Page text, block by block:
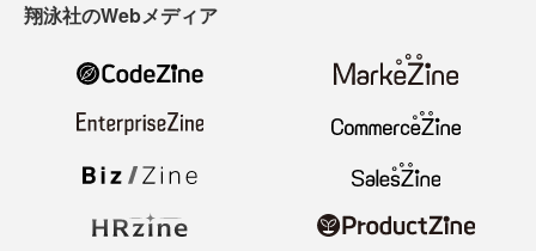
翔泳社のWebメディア